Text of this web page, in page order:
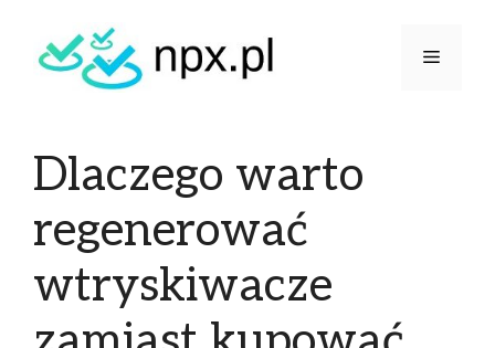
Dlaczego warto
regenerować
wtryskiwacze